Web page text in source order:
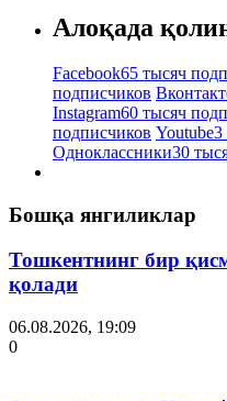
Алоқада
Facebook65 тысяч
подписчиков
Instagram60 тысяч
подписчиков Youtube3
Одноклассники30
Бошқа янгиликлар
Тошкентнинг бир
қолади
06.08.2026, 19:09
0